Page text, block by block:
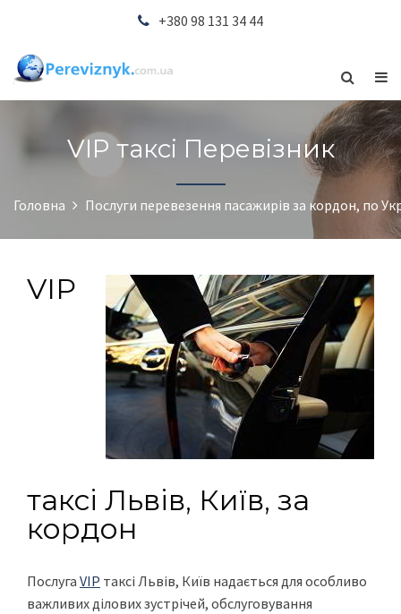
+380 98 131 34 44
VIP таксі Перевізник
Головна Послуги перевезення пасажирів за кордон, по
VIP
таксі Львів, Київ, за
кордон
Послуга VIP таксі Львів, Київ надається для особливо
важливих ділових зустрічей, обслуговування